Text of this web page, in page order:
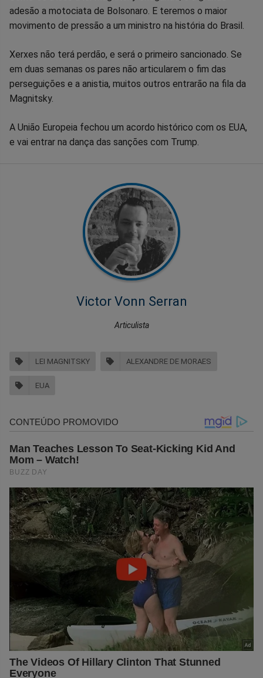
adesão a motociata de Bolsonaro. E teremos o maior
movimento de pressão a um ministro na história do Brasil.
Xerxes não terá perdão, e será o primeiro sancionado. Se
em duas semanas os pares não articularem o fim das
perseguições e a anistia, muitos outros entrarão na fila da
Magnitsky.
A União Europeia fechou um acordo histórico com os EUA,
e vai entrar na dança das sanções com Trump.
Victor Vonn Serran
Articulista
LEI MAGNITSKY ALEXANDRE DE MORAES
EUA